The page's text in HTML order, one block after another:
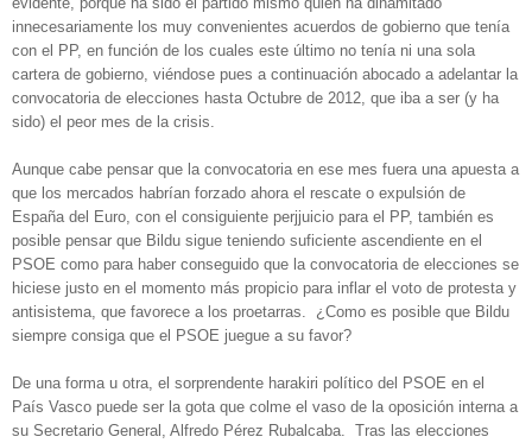
innecesariamente los muy convenientes acuerdos de gobierno que tenía
con el PP, en función de los cuales este último no tenía ni una sola
cartera de gobierno, viéndose pues a continuación abocado a adelantar la
convocatoria de elecciones hasta Octubre de 2012, que iba a ser (y ha
sido) el peor mes de la crisis.
Aunque cabe pensar que la convocatoria en ese mes fuera una apuesta a
que los mercados habrían forzado ahora el rescate o expulsión de
España del Euro, con el consiguiente perjjuicio para el PP, también es
posible pensar que Bildu sigue teniendo suficiente ascendiente en el
PSOE como para haber conseguido que la convocatoria de elecciones se
hiciese justo en el momento más propicio para inflar el voto de protesta y
antisistema, que favorece a los proetarras. ¿Como es posible que Bildu
siempre consiga que el PSOE juegue a su favor?
De una forma u otra, el sorprendente harakiri político del PSOE en el
País Vasco puede ser la gota que colme el vaso de la oposición interna a
su Secretario General, Alfredo Pérez Rubalcaba. Tras las elecciones